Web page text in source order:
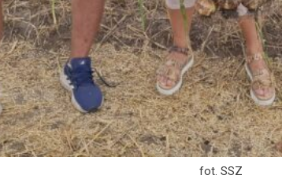
fot. SSZ